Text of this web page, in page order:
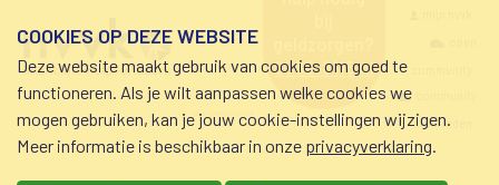
schuldhulp • sociaal
krediet • budgetbeheer •
beschermingsbewind
0800-8115.nl
nvvk-leden
COOKIES OP DEZE WEBSITE
Deze website maakt gebruik van cookies om goed te
functioneren. Als je wilt aanpassen welke cookies we
mogen gebruiken, kan je jouw cookie-instellingen wijzigen.
Meer informatie is beschikbaar in onze privacyverklaring.